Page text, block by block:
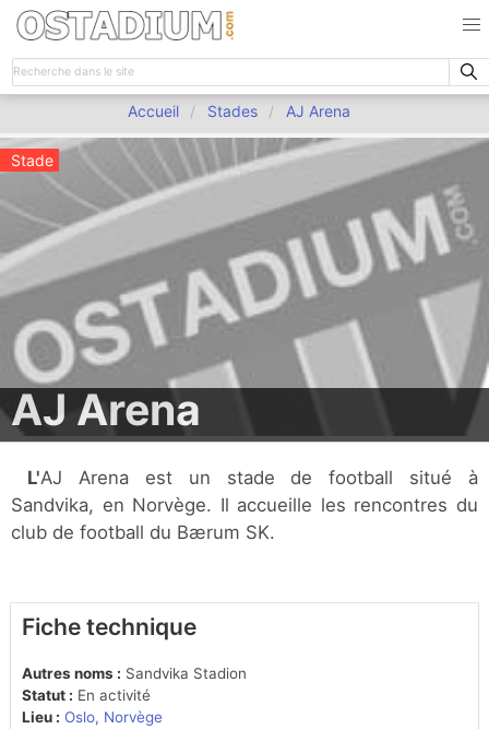
Accueil Stades AJ Arena
Stade
AJ Arena
L'AJ Arena est un stade de football situé à
Sandvika, en Norvège. Il accueille les rencontres du
club de football du Bærum SK.
Fiche technique
Autres noms : Sandvika Stadion
Statut : En activité
Lieu : Oslo, Norvège